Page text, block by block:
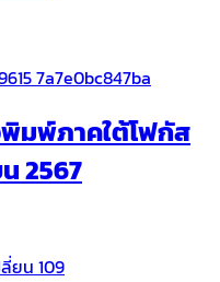
มพ์ภาคใต้โฟกัส
2567